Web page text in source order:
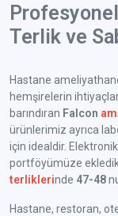
Terlik ve
Hastane
hemşirelerin
barındıran Falcon
ürünlerimiz ayrıca
için idealdir.
portföyümüze
terliklerinde 47-48
Hastane, restoran,